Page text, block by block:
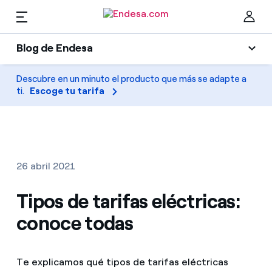
Blog de Endesa
Blog de Endesa
Luz
Gas
Solar
Empresas
Hogares
Encuentra la tarifa que más te conviene
Compara nuestras tarifas de empresa y ahorra
Movilidad
PARA TI
Solar
ES
Descubre en un minuto el producto que más se adapte a
ti. Escoge tu tarifa
26 abril 2021
Tipos de tarifas eléctricas:
conoce todas
Te explicamos qué tipos de tarifas eléctricas